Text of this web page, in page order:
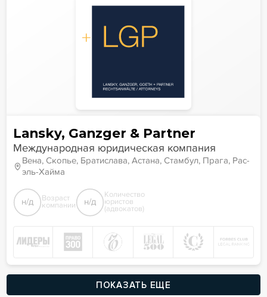
Lansky, Ganzger & Partner
Международная юридическая компания
Вена, Скопье, Братислава, Астана, Стамбул, Прага, Рас-
эль-Хайма
н/д Возраст
компании н/д
Количество
юристов
(адвокатов)
ПОКАЗАТЬ ЕЩЕ